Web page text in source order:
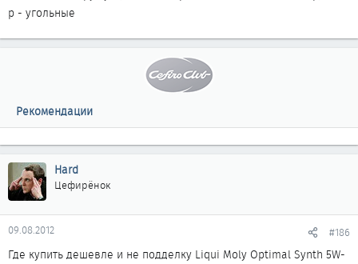
р - угольные
Рекомендации
Hard
Цефирёнок
09.08.2012 #186
Где купить дешевле и не подделку Liqui Moly Optimal Synth 5W-